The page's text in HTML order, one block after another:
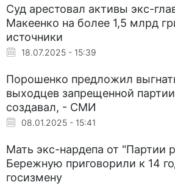
Суд арестовал активы экс-
Макеенко на более 1,5 млрд
источники
18.07.2025 - 15:39
Порошенко предложил
выходцев запрещенной
создавал, - СМИ
08.01.2025 - 15:41
Мать экс-нардепа от "Партии
Бережную приговорили к 14
госизмену